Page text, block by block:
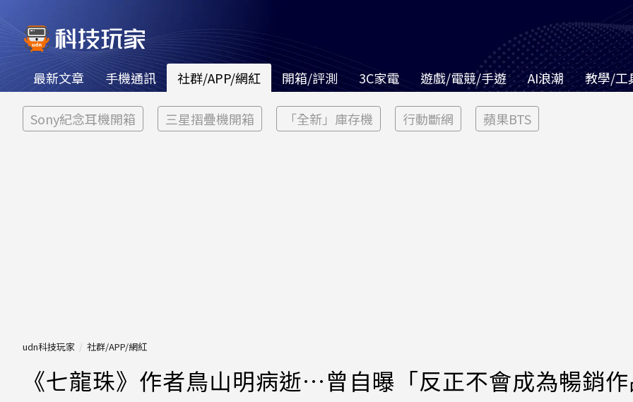
最新文章 手機通訊 社群/APP/網紅 開箱/評測 3C家電 遊戲/電競/手遊 AI浪潮 教學/工
Sony紀念耳機開箱 三星摺疊機開箱 「全新」庫存機 行動斷網 蘋果BTS
udn科技玩家 社群/APP/網紅
《七龍珠》作者鳥山明病逝…曾自曝「反正不會成為暢銷